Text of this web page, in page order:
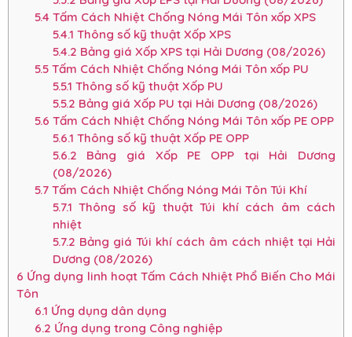
5.4 Tấm Cách Nhiệt Chống Nóng Mái Tôn xốp XPS
5.4.1 Thông số kỹ thuật Xốp XPS
5.4.2 Bảng giá Xốp XPS tại Hải Dương (08/2026)
5.5Tấm Cách Nhiệt Chống Nóng Mái Tôn xốp PU
5.5.1 Thông số kỹ thuật Xốp PU
5.5.2 Bảng giá Xốp PU tại Hải Dương (08/2026)
5.6 Tấm Cách Nhiệt Chống Nóng Mái Tôn xốp PE OPP
5.6.1 Thông số kỹ thuật Xốp PE OPP
5.6.2 Bảng giá Xốp PE OPP tại Hải Dương
(08/2026)
5.7Tấm Cách Nhiệt Chống Nóng Mái Tôn Túi Khí
5.7.1 Thông số kỹ thuật Túi khí cách âm cách
nhiệt
5.7.2 Bảng giá Túi khí cách âm cách nhiệt tại Hải
Dương (08/2026)
6 Ứng dụng linh hoạt Tấm Cách Nhiệt Phổ Biến Cho Mái
Tôn
6.1 Ứng dụng dân dụng
6.2 Ứng dụng trong Công nghiệp